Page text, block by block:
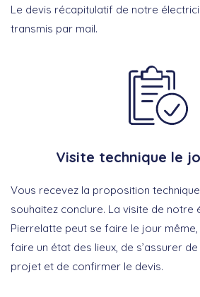
Le devis récapitulatif de notre
transmis par mail.
Visite technique le
Vous recevez la proposition
souhaitez conclure. La visite de notre
Pierrelatte peut se faire le jour
faire un état des lieux, de s’assurer
projet et de confirmer le devis.